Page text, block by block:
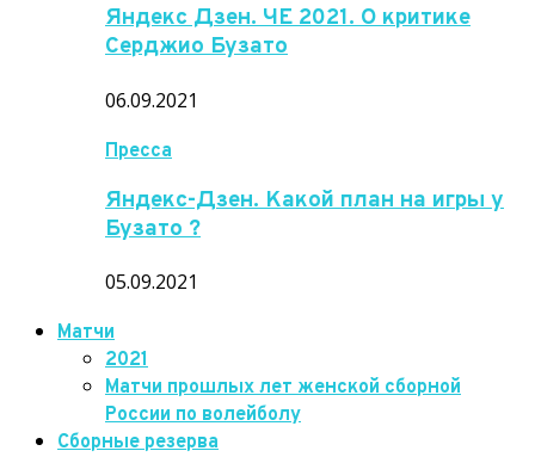
Яндекс Дзен. ЧЕ 2021. О критике
Серджио Бузато
06.09.2021
Пресса
Яндекс-Дзен. Какой план на игры у
Бузато ?
05.09.2021
Матчи
2021
Матчи прошлых лет женской сборной
России по волейболу
Сборные резерва